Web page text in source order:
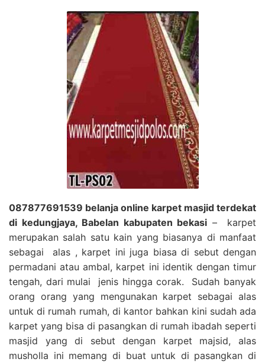
087877691539 belanja online karpet masjid terdekat
di kedungjaya, Babelan kabupaten bekasi – karpet
merupakan salah satu kain yang biasanya di manfaat
sebagai alas , karpet ini juga biasa di sebut dengan
permadani atau ambal, karpet ini identik dengan timur
tengah, dari mulai jenis hingga corak. Sudah banyak
orang orang yang mengunakan karpet sebagai alas
untuk di rumah rumah, di kantor bahkan kini sudah ada
karpet yang bisa di pasangkan di rumah ibadah seperti
masjid yang di sebut dengan karpet majsid, alas
musholla ini memang di buat untuk di pasangkan di